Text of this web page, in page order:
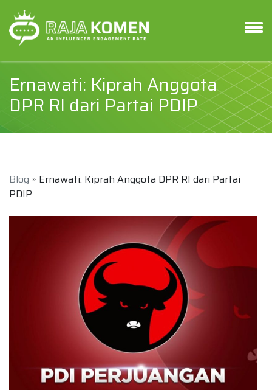
Ernawati: Kiprah Anggota
DPR RI dari Partai PDIP
Blog » Ernawati: Kiprah Anggota DPR RI dari Partai
PDIP